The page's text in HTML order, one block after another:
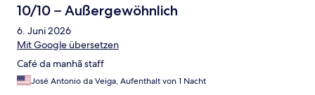
10/10 – Außergewöhnlich
6. Juni 2026
Mit Google übersetzen
Café da manhã staff
José Antonio da Veiga, Aufenthalt von 1 Nacht